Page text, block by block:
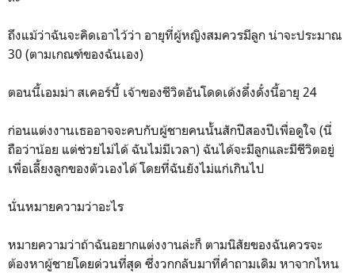
ถึงแม้ว่าฉันจะคิดเอาไว้ว่า อายุที่ผู้หญิงสมควรมีลูก น่าจะประมาณ
30 (ตามเกณฑ์ของฉันเอง)
ตอนนี้เอมม่า สเคอร์บี้ เจ้าของชีวิตอันโดดเด้งดึ๋งดั๋งนี้อายุ 24
ก่อนแต่งงานเธออาจจะคบกับผู้ชายคนนั้นสักปีสองปีเพื่อดูใจ (นี่
ถือว่าน้อย แต่ช่วยไม่ได้ ฉันไม่มีเวลา) ฉันได้จะมีลูกและมีชีวิตอยู่
เพื่อเลี้ยงลูกของตัวเองได้ โดยที่ฉันยังไม่แก่เกินไป
นั่นหมายความว่าอะไร
หมายความว่าถ้าฉันอยากแต่งงานล่ะก็ ตามนิสัยของฉันควรจะ
ต้องหาผู้ชายโดยด่วนที่สุด ซึ่งวกกลับมาที่คำถามเดิม หาจากไหน